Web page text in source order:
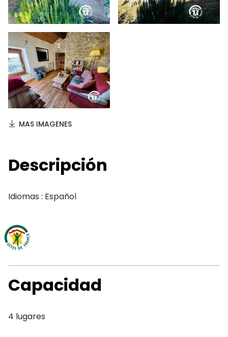
MAS IMAGENES
Descripción
Idiomas : Español
Capacidad
4 lugares